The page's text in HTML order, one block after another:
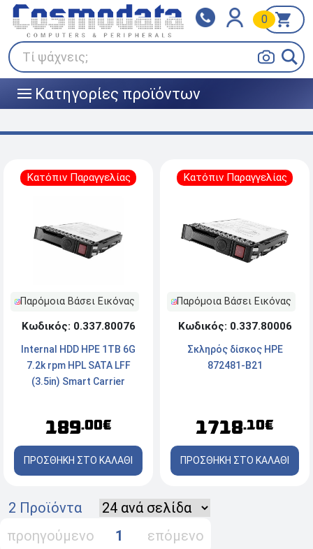
Τί ψάχνεις;
0
||| Κατηγορίες προϊόντων
Klarna
Πληρώστε σε 3
άτοκες δόσεις
BOX NOW
Κατόπιν Παραγγελίας
Παρόμοια Βάσει Εικόνας
Κωδικός: 0.337.80076
Internal HDD HPE 1TB 6G
7.2k rpm HPL SATA LFF
(3.5in) Smart Carrier
189.00€
ΠΡΟΣΘΗΚΗ ΣΤΟ ΚΑΛΑΘΙ
Κατόπιν Παραγγελίας
Παρόμοια Βάσει Εικόνας
Κωδικός: 0.337.80006
Σκληρός δίσκος HPE
872481-B21
1718.10€
ΠΡΟΣΘΗΚΗ ΣΤΟ ΚΑΛΑΘΙ
2 Προϊόντα
προηγούμενο
1 επόμενο